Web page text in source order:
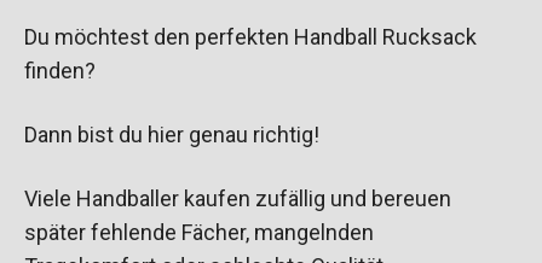
Du möchtest den perfekten Handball Rucksack
finden?
Dann bist du hier genau richtig!
Viele Handballer kaufen zufällig und bereuen
später fehlende Fächer, mangelnden